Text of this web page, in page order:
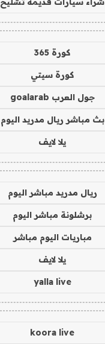
كورة 365
كورة سيتي
جول العرب goalarab
بث مباشر ريال مدريد اليوم
يلا لايف
ريال مدريد مباشر اليوم
برشلونة مباشر اليوم
مباريات اليوم مباشر
يلا لايف
yalla live
koora live